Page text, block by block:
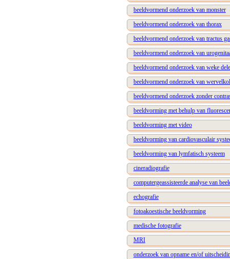
beeldvormend onderzoek van monster
beeldvormend onderzoek van thorax
beeldvormend onderzoek van tractus
beeldvormend onderzoek van
beeldvormend onderzoek van weke
beeldvormend onderzoek van
beeldvormend onderzoek zonder
beeldvorming met behulp van
beeldvorming met video
beeldvorming van cardiovasculair
beeldvorming van lymfatisch systeem
cineradiografie
computergeassisteerde analyse van
echografie
fotoakoestische beeldvorming
medische fotografie
MRI
onderzoek van opname en/of